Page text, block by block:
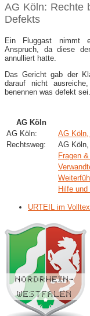
AG Köln: Rechte
Defekts
Ein Fluggast nimmt
Anspruch, da diese
annulliert hatte.
Das Gericht gab der
darauf nicht
benennen was defekt sei.
AG Köln
AG Köln:
AG
Rechtsweg:
AG
Fragen
Hilfe und
URTEIL im